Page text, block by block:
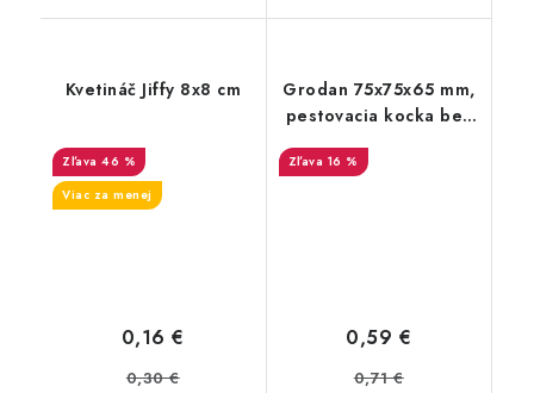
Kvetináč Jiffy 8x8 cm
46 %
Viac za menej
0,16 €
0,30 €
Grodan 75x75x65 mm,
pestovacia kocka bez
16 %
0,59 €
0,71 €